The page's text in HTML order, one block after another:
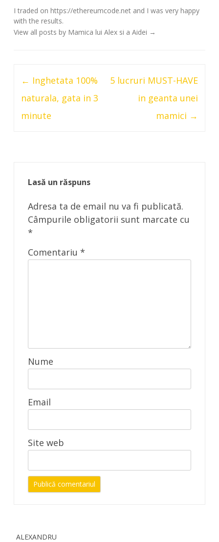
I traded on https://ethereumcode.net and I was very happy
with the results.
View all posts by Mamica lui Alex si a Aidei →
← Inghetata 100%
naturala, gata in 3
minute
5 lucruri MUST-HAVE
in geanta unei
mamici →
Lasă un răspuns
Adresa ta de email nu va fi publicată.
Câmpurile obligatorii sunt marcate cu
*
Comentariu *
Nume
Email
Site web
ALEXANDRU